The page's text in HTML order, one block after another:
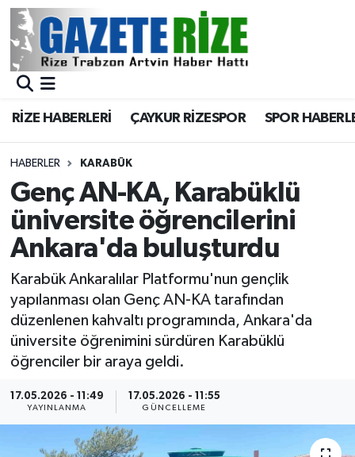
RİZE HABERLERİ ÇAYKUR RİZESPOR SPOR
HABERLER KARABÜK
Genç AN-KA, Karabüklü
üniversite öğrencilerini
Ankara'da buluşturdu
Karabük Ankaralılar Platformu'nun gençlik
yapılanması olan Genç AN-KA tarafından
düzenlenen kahvaltı programında, Ankara'da
üniversite öğrenimini sürdüren Karabüklü
öğrenciler bir araya geldi.
17.05.2026 - 11:49
YAYINLANMA
17.05.2026 - 11:55
GÜNCELLEME
BÖLGEMİZ
Asayiş
Rize Jandarma Komutanlığı
Bilim Teknoloji
Advertising news
Canlı Maç
Dış Haberler
Merkez Nöbetçi Eczaneler
Merkez Trafik Yoğunluk Haritası
Süper Lig Puan Durumu ve Fikstür
Tüm Manşetler
Haber Arşivi